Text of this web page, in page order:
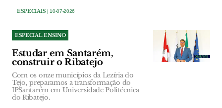
ESPECIAIS| 10-07-2026
ESPECIAL ENSINO
Estudar em Santarém,
construir o Ribatejo
Com os onze municípios da Lezíria do
Tejo, preparamos a transformação do
IPSantarém em Universidade Politécnica
do Ribatejo.